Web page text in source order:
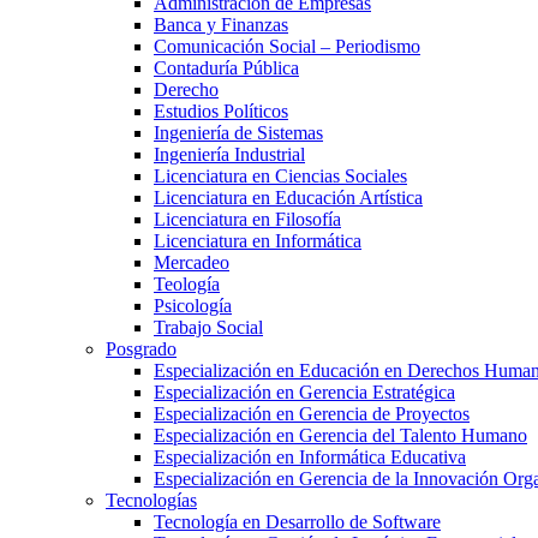
Banca y Finanzas
Comunicación Social – Periodismo
Contaduría Pública
Derecho
Estudios Políticos
Ingeniería de Sistemas
Ingeniería Industrial
Licenciatura en Ciencias Sociales
Licenciatura en Educación Artística
Licenciatura en Filosofía
Licenciatura en Informática
Mercadeo
Teología
Psicología
Trabajo Social
Posgrado
Especialización en Educación en Derechos
Especialización en Gerencia Estratégica
Especialización en Gerencia de Proyectos
Especialización en Gerencia del Talento Humano
Especialización en Informática Educativa
Especialización en Gerencia de la Innovación
Tecnologías
Tecnología en Desarrollo de Software